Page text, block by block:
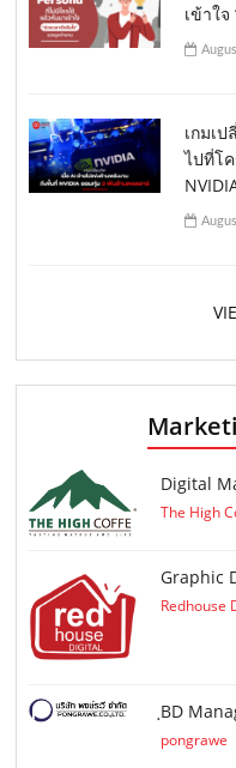
เข้าใ
เกมเ
ไปที่โ
Digital
The High
Graphic
Redhouse
BD
pongrawe